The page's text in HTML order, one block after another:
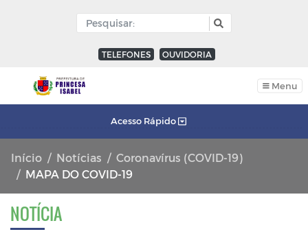
TELEFONES OUVIDORIA
Menu
Acesso Rápido
Início Notícias
Coronavírus (COVID-19)
MAPA DO COVID-19
NOTÍCIA